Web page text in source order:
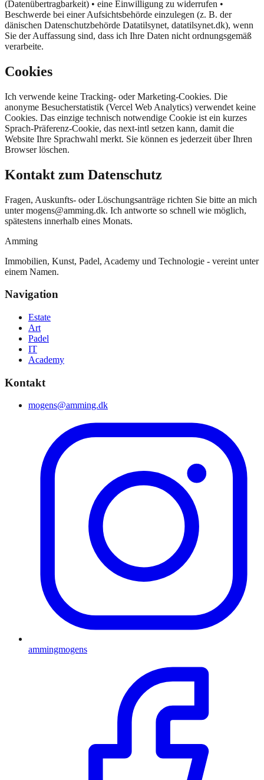
(Datenübertragbarkeit) • eine Einwilligung zu widerrufen •
Beschwerde bei einer Aufsichtsbehörde einzulegen (z. B. der
dänischen Datenschutzbehörde Datatilsynet, datatilsynet.dk), wenn
Sie der Auffassung sind, dass ich Ihre Daten nicht ordnungsgemäß
verarbeite.
Cookies
Ich verwende keine Tracking- oder Marketing-Cookies. Die
anonyme Besucherstatistik (Vercel Web Analytics) verwendet keine
Cookies. Das einzige technisch notwendige Cookie ist ein kurzes
Sprach-Präferenz-Cookie, das next-intl setzen kann, damit die
Website Ihre Sprachwahl merkt. Sie können es jederzeit über Ihren
Browser löschen.
Kontakt zum Datenschutz
Fragen, Auskunfts- oder Löschungsanträge richten Sie bitte an mich
unter mogens@amming.dk. Ich antworte so schnell wie möglich,
spätestens innerhalb eines Monats.
Amming
Immobilien, Kunst, Padel, Academy und Technologie - vereint unter
einem Namen.
Navigation
Estate
Art
Padel
IT
Academy
Kontakt
mogens@amming.dk
ammingmogens